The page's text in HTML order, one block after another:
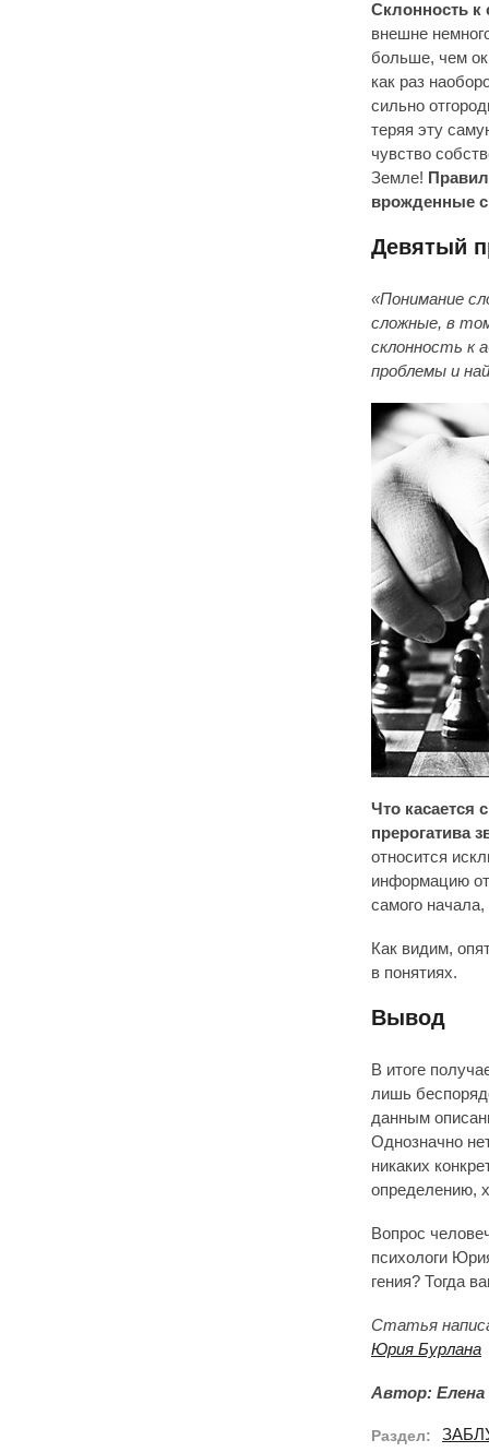
Склонность к
внешне
больше, чем
как раз
сильно
теряя эту
чувство
Земле!
врожденные
Девятый
«Понимание
сложные, в
склонность к
проблемы и
Что касается
прерогатива
относится
информацию от
самого начала,
Как видим,
в понятиях.
Вывод
В итоге
лишь
данным
Однозначно
никаких
определению,
Вопрос
психологи
гения? Тогда
Статья
Юрия Бурлана
Автор: Елена
Раздел: